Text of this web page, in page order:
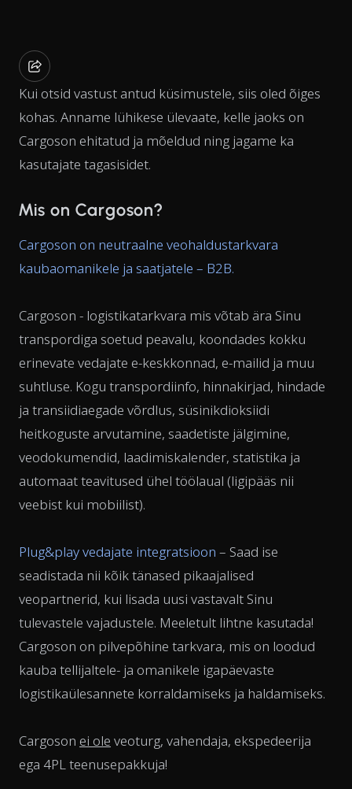
Kui otsid vastust antud küsimustele, siis oled õiges
kohas. Anname lühikese ülevaate, kelle jaoks on
Cargoson ehitatud ja mõeldud ning jagame ka
kasutajate tagasisidet.
Mis on Cargoson?
Cargoson on neutraalne veohaldustarkvara
kaubaomanikele ja saatjatele – B2B.
Cargoson - logistikatarkvara mis võtab ära Sinu
transpordiga soetud peavalu, koondades kokku
erinevate vedajate e-keskkonnad, e-mailid ja muu
suhtluse. Kogu transpordiinfo, hinnakirjad, hindade
ja transiidiaegade võrdlus, süsinikdioksiidi
heitkoguste arvutamine, saadetiste jälgimine,
veodokumendid, laadimiskalender, statistika ja
automaat teavitused ühel töölaual (ligipääs nii
veebist kui mobiilist).
Plug&play vedajate integratsioon – Saad ise
seadistada nii kõik tänased pikaajalised
veopartnerid, kui lisada uusi vastavalt Sinu
tulevastele vajadustele. Meeletult lihtne kasutada!
Cargoson on pilvepõhine tarkvara, mis on loodud
kauba tellijaltele- ja omanikele igapäevaste
logistikaülesannete korraldamiseks ja haldamiseks.
Cargoson ei ole veoturg, vahendaja, ekspedeerija
ega 4PL teenusepakkuja!